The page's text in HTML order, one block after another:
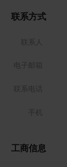
联系方式
联系人
电子邮箱
联系电话
手机
工商信息